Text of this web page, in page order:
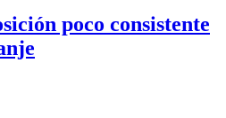
poco consistente